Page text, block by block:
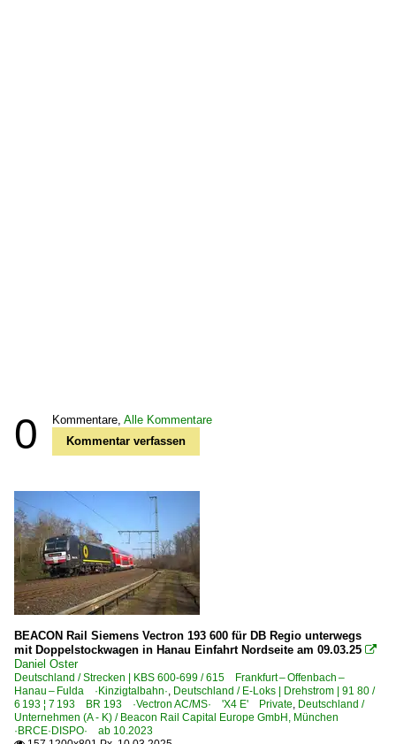
0 Kommentare, Alle Kommentare
Kommentar verfassen
BEACON Rail Siemens Vectron 193 600 für DB Regio unterwegs
mit Doppelstockwagen in Hanau Einfahrt Nordseite am 09.03.25 
Daniel Oster
Deutschland / Strecken | KBS 600-699 / 615 Frankfurt – Offenbach –
Hanau – Fulda ·Kinzigtalbahn·, Deutschland / E-Loks | Drehstrom | 91 80 /
6 193 ¦ 7 193 BR 193 ·Vectron AC/MS· 'X4 E' Private, Deutschland /
Unternehmen (A - K) / Beacon Rail Capital Europe GmbH, München
·BRCE·DISPO· ab 10.2023